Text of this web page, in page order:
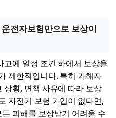
전자보험만으로 보상이
고에 일정 조건 하에서 보상을
제한적입니다. 특히 가해자
상황, 면책 사유에 따라 보상
자전거 보험 가입이 없다면,
피해를 보상받기 어려울 수